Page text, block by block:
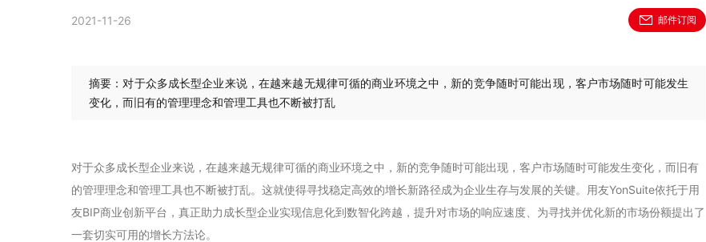
2021-11-26 邮件订阅
摘要：对于众多成长型企业来说，在越来越无规律可循的商业环境之中，新的竞争随时可能出现，客户市场随时可能发生
变化，而旧有的管理理念和管理工具也不断被打乱
对于众多成长型企业来说，在越来越无规律可循的商业环境之中，新的竞争随时可能出现，客户市场随时可能发生变化，而旧有
的管理理念和管理工具也不断被打乱。这就使得寻找稳定高效的增长新路径成为企业生存与发展的关键。用友YonSuite依托于用
友BIP商业创新平台，真正助力成长型企业实现信息化到数智化跨越，提升对市场的响应速度、为寻找并优化新的市场份额提出了
一套切实可用的增长方法论。